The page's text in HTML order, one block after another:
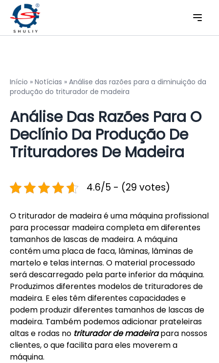
Início » Notícias » Análise das razões para a diminuição da
produção do triturador de madeira
Análise Das Razões Para O
Declínio Da Produção De
Trituradores De Madeira
4.6/5 - (29 votes)
O triturador de madeira é uma máquina profissional
para processar madeira completa em diferentes
tamanhos de lascas de madeira. A máquina
contém uma placa de faca, lâminas, lâminas de
martelo e telas internas. O material processado
será descarregado pela parte inferior da máquina.
Produzimos diferentes modelos de trituradores de
madeira. E eles têm diferentes capacidades e
podem produzir diferentes tamanhos de lascas de
madeira. Também podemos adicionar prateleiras
altas e rodas no triturador de madeirapara nossos
clientes, o que facilita para eles moverem a
máquina.